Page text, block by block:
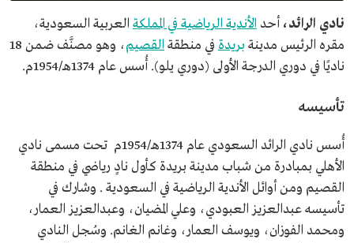
نادي الرائد، أحد الأندية الرياضية في المملكة العربية السعودية،
مقره الرئيس مدينة بريدة في منطقة القصيم
، وهو مصنَّف ضمن 18
ناديًا في دوري الدرجة الأولى (دوري يلو). أُسس عام 1374هـ/1954م.
تأسيسه
أُسس نادي الرائد السعودي عام 1374هـ/1954م تحت مسمى نادي
الأهلي بمبادرة من شباب مدينة بريدة كأول نادٍ رياضي في منطقة
القصيم ومن أوائل الأندية الرياضية في السعودية . وشارك في
تأسيسه عبدالعزيز العبودي، وعلي المضيان، وعبدالعزيز العمار،
ومحمد الفوزان، ويوسف العمار، وغانم الغانم. وسُجل النادي